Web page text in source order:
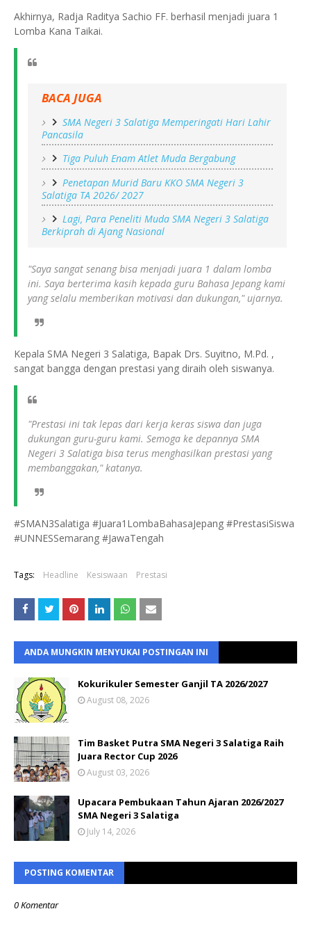
Akhirnya, Radja Raditya Sachio FF. berhasil menjadi juara 1
Lomba Kana Taikai.
BACA JUGA
SMA Negeri 3 Salatiga Memperingati Hari Lahir
Pancasila
Tiga Puluh Enam Atlet Muda Bergabung
Penetapan Murid Baru KKO SMA Negeri 3
Salatiga TA 2026/ 2027
Lagi, Para Peneliti Muda SMA Negeri 3 Salatiga
Berkiprah di Ajang Nasional
"Saya sangat senang bisa menjadi juara 1 dalam lomba
ini. Saya berterima kasih kepada guru Bahasa Jepang kami
yang selalu memberikan motivasi dan dukungan," ujarnya.
Kepala SMA Negeri 3 Salatiga, Bapak Drs. Suyitno, M.Pd. ,
sangat bangga dengan prestasi yang diraih oleh siswanya.
"Prestasi ini tak lepas dari kerja keras siswa dan juga
dukungan guru-guru kami. Semoga ke depannya SMA
Negeri 3 Salatiga bisa terus menghasilkan prestasi yang
membanggakan," katanya.
#SMAN3Salatiga #Juara1LombaBahasaJepang #PrestasiSiswa
#UNNESSemarang #JawaTengah
Tags: Headline Kesiswaan Prestasi
ANDA MUNGKIN MENYUKAI POSTINGAN INI
Kokurikuler Semester Ganjil TA 2026/2027
August 08, 2026
Tim Basket Putra SMA Negeri 3 Salatiga Raih
Juara Rector Cup 2026
August 03, 2026
Upacara Pembukaan Tahun Ajaran 2026/2027
SMA Negeri 3 Salatiga
July 14, 2026
POSTING KOMENTAR
0 Komentar